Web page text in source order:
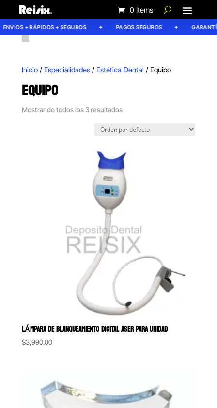
0 Items
+ RÁPIDOS + SEGUROS PAGOS SEGUROS
Inicio/ Especialidades/ Estética Dental / Equipo
EQUIPO
Mostrando todos los 3 resultados
LÁMPARA DE BLANQUEAMIENTO DIGITAL ASER PARA UNIDAD
$3,990.00